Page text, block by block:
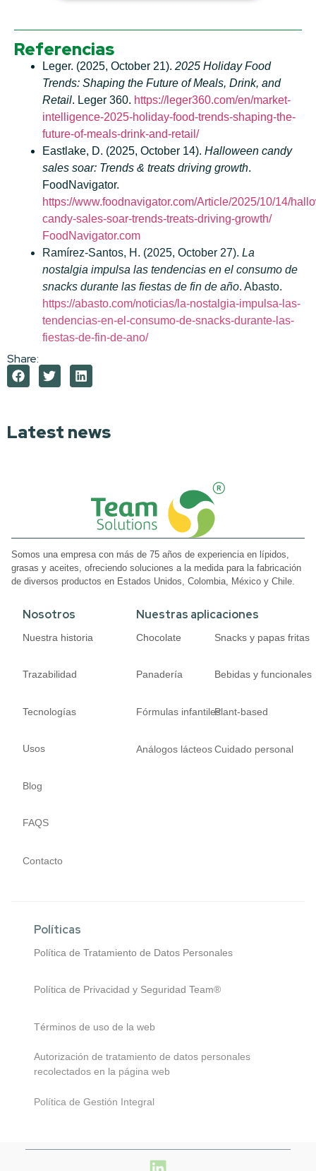
Referencias
Leger. (2025, October 21). 2025 Holiday Food
Trends: Shaping the Future of Meals, Drink, and
Retail. Leger 360. https://leger360.com/en/market-
intelligence-2025-holiday-food-trends-shaping-the-
future-of-meals-drink-and-retail/
Eastlake, D. (2025, October 14). Halloween candy
sales soar: Trends & treats driving growth.
FoodNavigator.
https://www.foodnavigator.com/Article/2025/10/14/
candy-sales-soar-trends-treats-driving-growth/
FoodNavigator.com
Ramírez-Santos, H. (2025, October 27). La
nostalgia impulsa las tendencias en el consumo de
snacks durante las fiestas de fin de año. Abasto.
https://abasto.com/noticias/la-nostalgia-impulsa-las-
tendencias-en-el-consumo-de-snacks-durante-las-
fiestas-de-fin-de-ano/
Share:
Latest news
Somos una empresa con más de 75 años de experiencia en lípidos,
grasas y aceites, ofreciendo soluciones a la medida para la fabricación
de diversos productos en Estados Unidos, Colombia, México y Chile.
Nosotros
Nuestra historia
Trazabilidad
Tecnologías
Usos
Blog
FAQS
Contacto
Nuestras aplicaciones
Chocolate
Panadería
Fórmulas infantiles
Análogos lácteos
Snacks y papas fritas
Bebidas y funcionales
Plant-based
Cuidado personal
Políticas
Política de Tratamiento de Datos Personales
Política de Privacidad y Seguridad Team®
Términos de uso de la web
Autorización de tratamiento de datos personales
recolectados en la página web
Política de Gestión Integral